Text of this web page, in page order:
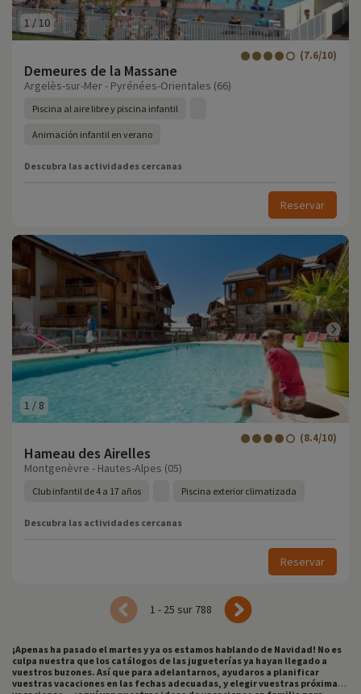
1 / 10
Demeures de la Massane
(7.6/10)
Argelès-sur-Mer - Pyrénées-Orientales (66)
Piscina al aire libre y piscina infantil
Animación infantil en verano
Descubra las actividades cercanas
Reservar
1 / 8
Hameau des Airelles
(8.4/10)
Montgenèvre - Hautes-Alpes (05)
Club infantil de 4 a 17 años Piscina exterior climatizada
Descubra las actividades cercanas
Reservar
1 - 25 sur 788
¡Apenas ha pasado el martes y ya os estamos hablando de Navidad! No es
culpa nuestra que los catálogos de las jugueterías ya hayan llegado a
vuestros buzones. Así que para adelantarnos, ayudaros a planificar
vuestras vacaciones en las fechas adecuadas, y elegir vuestras próximas